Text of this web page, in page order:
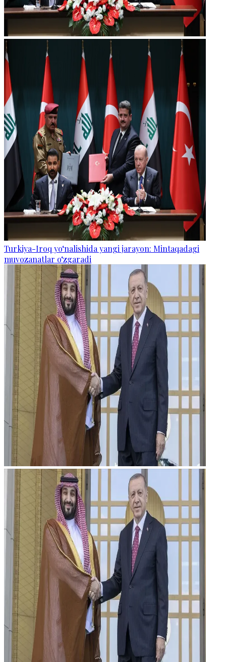
Turkiya-Iroq yo‘nalishida yangi jarayon: Mintaqadagi
muvozanatlar o‘zgaradi